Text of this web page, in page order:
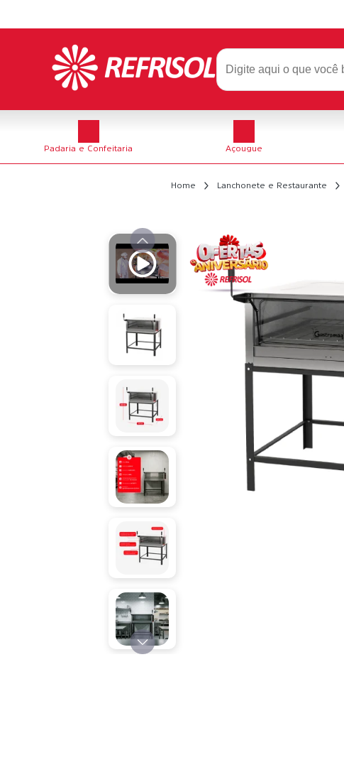
Padaria e Confeitaria Açougue
Home Lanchonete e Restaurante